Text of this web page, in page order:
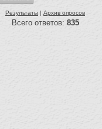
Результаты | Архив опросов
Всего ответов: 835